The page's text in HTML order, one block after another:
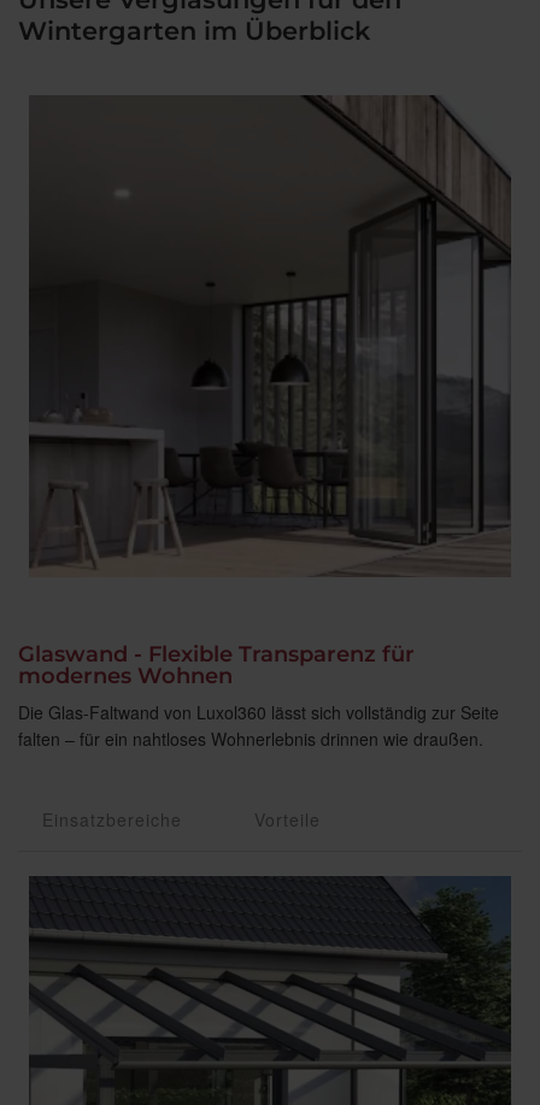
Wintergarten im Überblick
Glaswand - Flexible Transparenz für
modernes Wohnen
Die Glas-Faltwand von Luxol360 lässt sich vollständig zur Seite
falten – für ein nahtloses Wohnerlebnis drinnen wie draußen.
Einsatzbereiche Vorteile